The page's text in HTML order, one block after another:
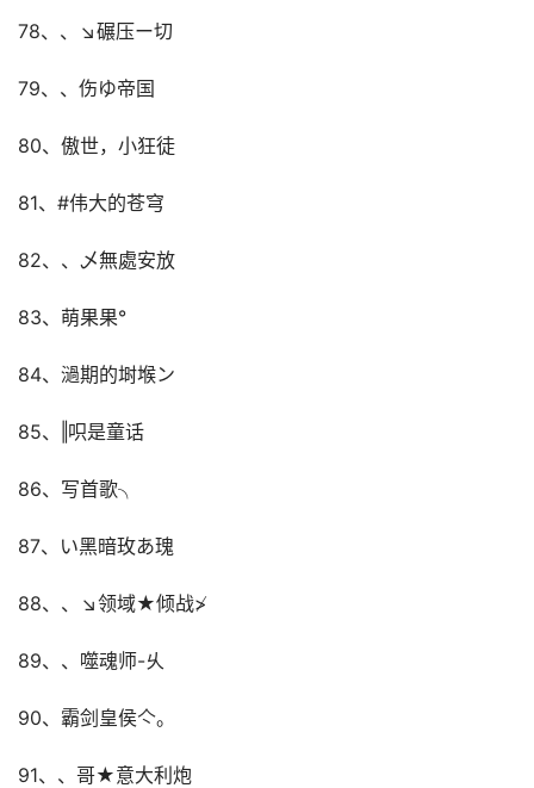
78、、↘碾压ー切
79、、伤ゆ帝国
80、傲世，小狂徒
81、#伟大的苍穹
82、、乄無處安放
83、萌果果°
84、濄期的埘堠ン
85、‖呮是童话
86、写首歌╮
87、い黑暗玫あ瑰
88、、↘领域★倾战≯
89、、噬魂师-乆
90、霸剑皇侯亽。
91、、哥★意大利炮